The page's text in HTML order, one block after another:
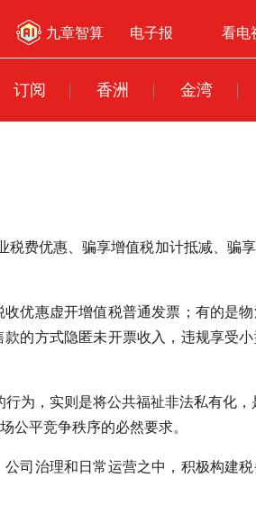
九章智算 电子报 看电
订阅 香洲 金湾
费优惠、骗享增值税加计抵减、骗
优惠虚开增值税普通发票；有的是
的方式隐匿未开票收入，违规享受
为，实则是将公共福祉非法私有化
公平竞争秩序的必然要求。
司治理和日常运营之中，积极构建